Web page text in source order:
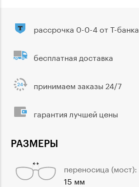
РАЗМЕРЫ
переносица (мост):
15 мм
рассрочка 0-0-4 от Т-банка
бесплатная доставка
принимаем заказы 24/7
гарантия лучшей цены